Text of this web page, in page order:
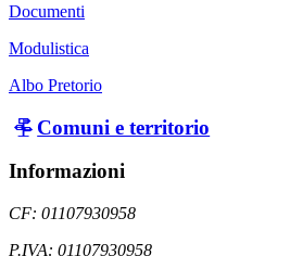
Documenti
Modulistica
Albo Pretorio
Comuni e territorio
Informazioni
CF: 01107930958
P.IVA: 01107930958